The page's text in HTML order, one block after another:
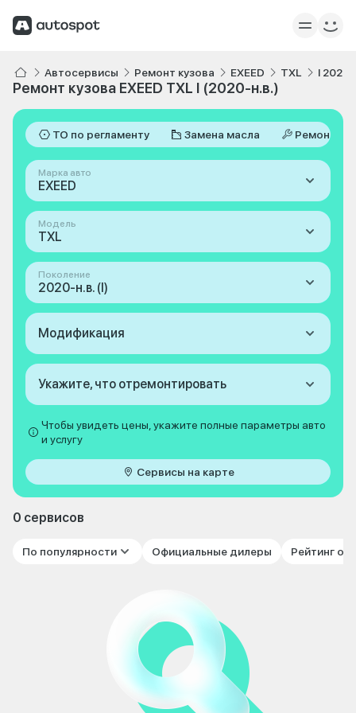
Автосервисы Ремонт кузова EXEED TXL I 2020-
Ремонт кузова EXEED TXL I (2020-н.в.)
ТО по регламенту Замена масла Ремонт
Марка авто
EXEED
Модель
TXL
Поколение
2020-н.в. (I)
Модификация
Укажите, что отремонтировать
Чтобы увидеть цены, укажите полные параметры авто
и услугу
Сервисы на карте
0 сервисов
По популярности Официальные дилеры Рейтинг